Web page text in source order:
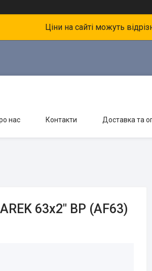
Ціни на сайті можуть
нас Контакти Доставка та
63х2" ВР (AF63)